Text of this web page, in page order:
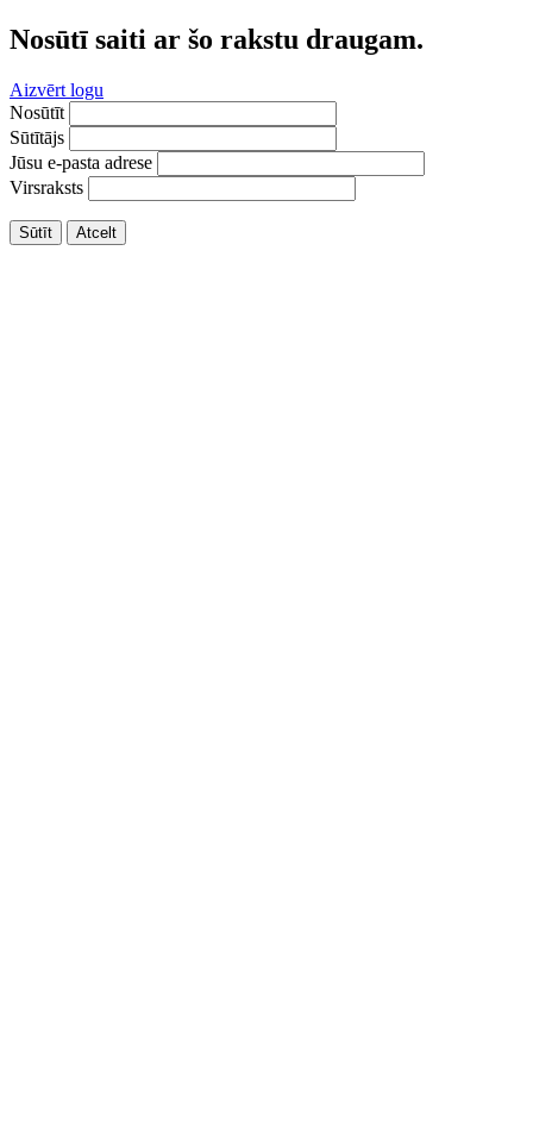
Nosūtī saiti ar šo rakstu draugam.
Aizvērt logu
Nosūtīt
Sūtītājs
Jūsu e-pasta adrese
Virsraksts
Sūtīt Atcelt